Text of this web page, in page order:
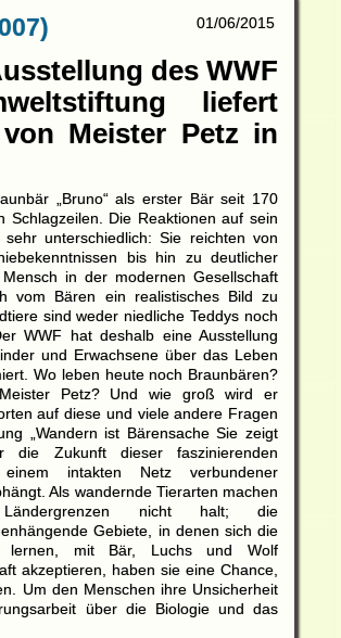
01/06/2015
des WWF
liefert
Meister Petz in
„Bruno“ als erster Bär seit 170
Schlagzeilen. Die Reaktionen auf sein
unterschiedlich: Sie reichten von
bis hin zu deutlicher
in der modernen Gesellschaft
vom Bären ein realistisches Bild zu
sind weder niedliche Teddys noch
WWF hat deshalb eine Ausstellung
und Erwachsene über das Leben
Wo leben heute noch Braunbären?
Petz? Und wie groß wird er
auf diese und viele andere Fragen
„Wandern ist Bärensache Sie zeigt
die Zukunft dieser faszinierenden
intakten Netz verbundener
Als wandernde Tierarten machen
nicht halt; die
Gebiete, in denen sich die
lernen, mit Bär, Luchs und Wolf
akzeptieren, haben sie eine Chance,
Um den Menschen ihre Unsicherheit
über die Biologie und das